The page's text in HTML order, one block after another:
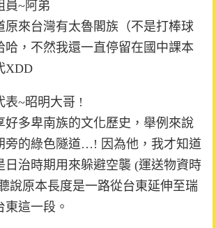
員~阿弟
原來台灣有太魯閣族（不是打棒球
， 不然我還一直停留在國中課本
XDD
表~昭明大哥 !
多卑南族的文化歷史， 舉例來說
旁的綠色隧道…! 因為他，我才知道
日治時期用來躲避空襲 (運送物資時
說原本長度是一路從台東延伸至瑞
這一段。